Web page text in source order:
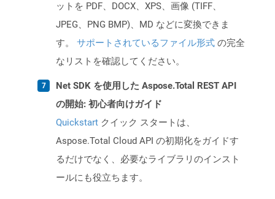
ットを PDF、DOCX、XPS、画像 (TIFF、
JPEG、PNG BMP)、MD などに変換できま
す。 サポートされているファイル形式 の完全
なリストを確認してください。
Net SDK を使用した Aspose.Total REST API
の開始: 初心者向けガイド
Quickstart クイック スタートは、
Aspose.Total Cloud API の初期化をガイドす
るだけでなく、必要なライブラリのインスト
ールにも役立ちます。